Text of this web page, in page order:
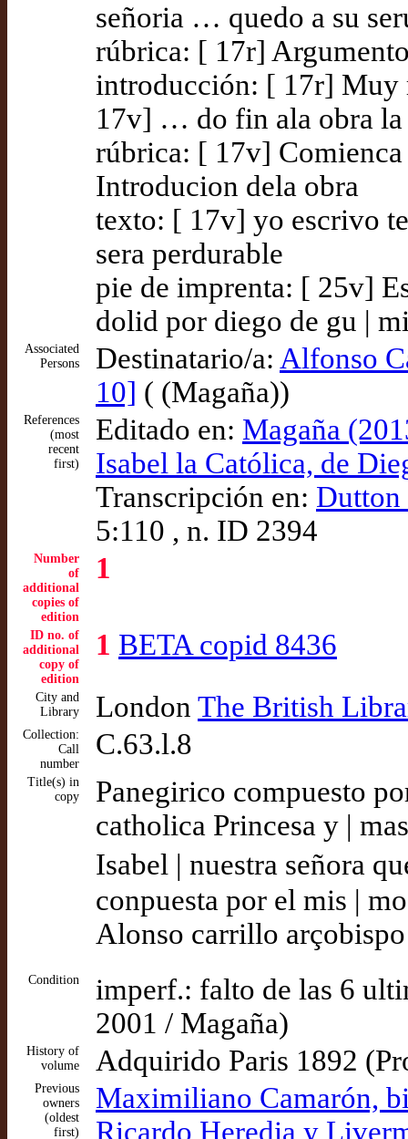
señoria … quedo a su
rúbrica: [ 17r]
introducción: [ 17r] Muy
17v] … do fin ala obra la
rúbrica: [ 17v]
Introducion dela obra
texto: [ 17v] yo escrivo
sera perdurable
pie de imprenta: [ 25v]
dolid por diego de gu |
Associated
Persons
Destinatario/a: Alfonso
10] ( (Magaña))
References
(most
recent
first)
Editado en: Magaña
Isabel la Católica, de
Transcripción en: Dutton
5:110 , n. ID 2394
Number
of
additional
copies of
edition
1
ID no. of
additional
copy of
edition
1 BETA copid 8436
City and
Library
London The British
Collection:
Call
number
C.63.l.8
Title(s) in
copy
Panegirico compuesto
catholica Princesa y |
Isabel | nuestra señora
conpuesta por el mis |
Alonso carrillo
Condition
imperf.: falto de las 6
2001 / Magaña)
History of
volume
Adquirido Paris 1892
Previous
owners
(oldest
first)
Maximiliano Camarón,
Ricardo Heredia y